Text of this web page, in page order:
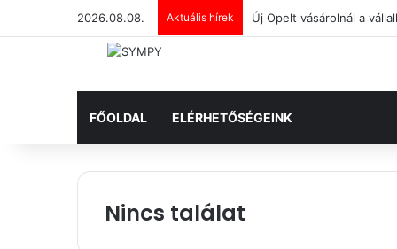
2026.08.08. Aktuális hírek
FŐOLDAL ELÉRHETŐSÉGEINK
Nincs találat